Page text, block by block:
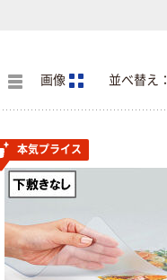
画像 並べ替え：
本気プライス